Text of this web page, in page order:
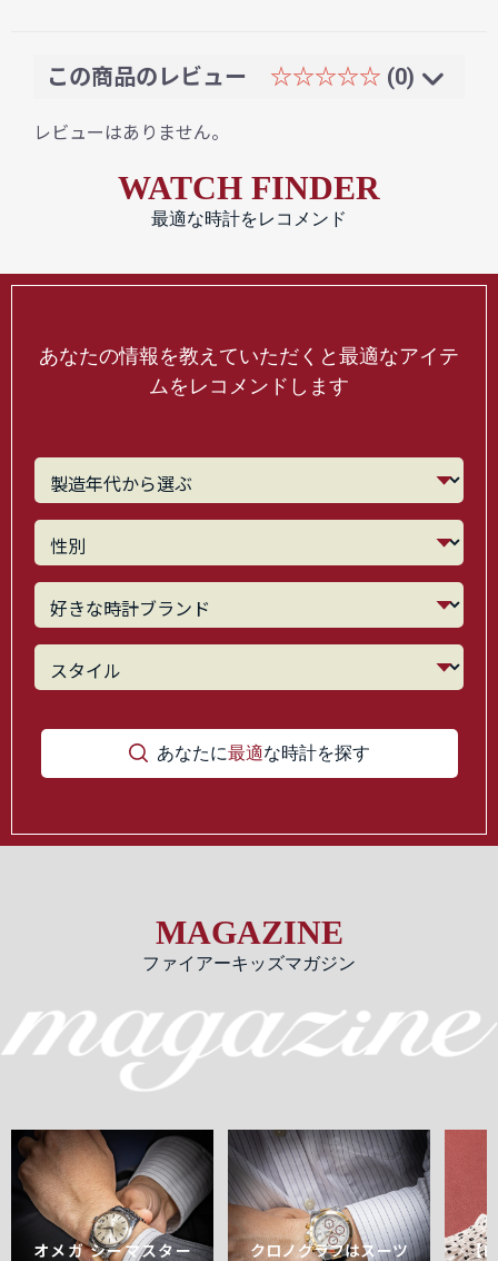
この商品のレビュー ☆☆☆☆☆ (0)
レビューはありません。
WATCH FINDER
最適な時計をレコメンド
あなたの情報を教えていただくと最適なアイテ
ムをレコメンドします
あなたに最適な時計を探す
MAGAZINE
ファイアーキッズマガジン
オメガ シーマスター
クロノグラフはスーツ
【